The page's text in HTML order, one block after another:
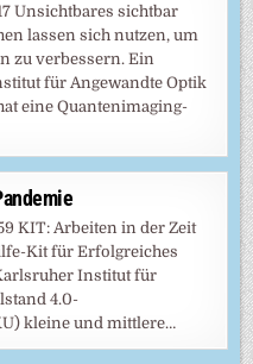
Unsichtbares sichtbar
lassen sich nutzen, um
zu verbessern. Ein
für Angewandte Optik
eine Quantenimaging-
KIT: Arbeiten in der Zeit
Kit für Erfolgreiches
Institut für
4.0-
kleine und mittlere…